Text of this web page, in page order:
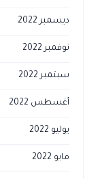
ديسمبر 2022
نوفمبر 2022
سبتمبر 2022
أغسطس 2022
يوليو 2022
مايو 2022